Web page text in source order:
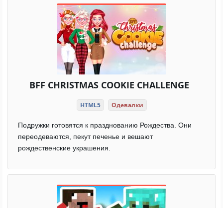
BFF CHRISTMAS COOKIE CHALLENGE
HTML5 Одевалки
Подружки готовятся к празднованию Рождества. Они
переодеваются, пекут печенье и вешают
рождественские украшения.